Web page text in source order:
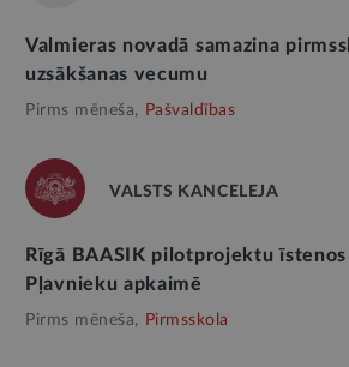
Valmieras novadā samazina
uzsākšanas vecumu
Pirms mēneša, Pašvaldības
VALSTS KANCELEJA
Rīgā BAASIK pilotprojektu
Pļavnieku apkaimē
Pirms mēneša, Pirmsskola